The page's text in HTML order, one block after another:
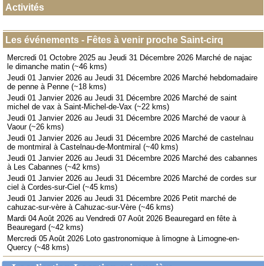
Activités
Les événements - Fêtes à venir proche Saint-cirq
Mercredi 01 Octobre 2025 au Jeudi 31 Décembre 2026 Marché de najac
le dimanche matin (~46 kms)
Jeudi 01 Janvier 2026 au Jeudi 31 Décembre 2026 Marché hebdomadaire
de penne à Penne (~18 kms)
Jeudi 01 Janvier 2026 au Jeudi 31 Décembre 2026 Marché de saint
michel de vax à Saint-Michel-de-Vax (~22 kms)
Jeudi 01 Janvier 2026 au Jeudi 31 Décembre 2026 Marché de vaour à
Vaour (~26 kms)
Jeudi 01 Janvier 2026 au Jeudi 31 Décembre 2026 Marché de castelnau
de montmiral à Castelnau-de-Montmiral (~40 kms)
Jeudi 01 Janvier 2026 au Jeudi 31 Décembre 2026 Marché des cabannes
à Les Cabannes (~42 kms)
Jeudi 01 Janvier 2026 au Jeudi 31 Décembre 2026 Marché de cordes sur
ciel à Cordes-sur-Ciel (~45 kms)
Jeudi 01 Janvier 2026 au Jeudi 31 Décembre 2026 Petit marché de
cahuzac-sur-vère à Cahuzac-sur-Vère (~46 kms)
Mardi 04 Août 2026 au Vendredi 07 Août 2026 Beauregard en fête à
Beauregard (~42 kms)
Mercredi 05 Août 2026 Loto gastronomique à limogne à Limogne-en-
Quercy (~48 kms)